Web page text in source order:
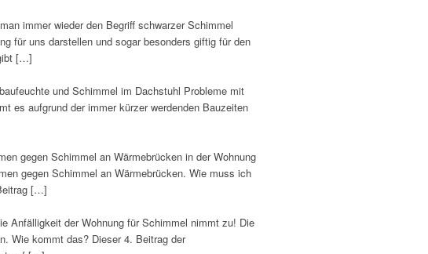
immer wieder den Begriff schwarzer Schimmel
für uns darstellen und sogar besonders giftig für den
[…]
und Schimmel im Dachstuhl Probleme mit
es aufgrund der immer kürzer werdenden Bauzeiten
gegen Schimmel an Wärmebrücken in der Wohnung
gegen Schimmel an Wärmebrücken. Wie muss ich
[…]
Anfälligkeit der Wohnung für Schimmel nimmt zu! Die
Wie kommt das? Dieser 4. Beitrag der